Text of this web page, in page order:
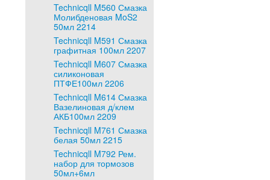
Technicqll M560 Смазка
Молибденовая MoS2
50мл 2214
Technicqll M591 Смазка
графитная 100мл 2207
Technicqll M607 Смазка
силиконовая
ПТФЕ100мл 2206
Technicqll M614 Смазка
Вазелиновая д/клем
АКБ100мл 2209
Technicqll M761 Смазка
белая 50мл 2215
Technicqll M792 Рем.
набор для тормозов
50мл+6мл